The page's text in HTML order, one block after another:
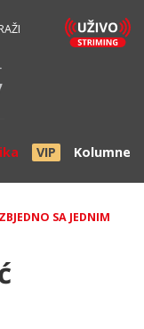
VIP Kolumne
SA JEDNIM